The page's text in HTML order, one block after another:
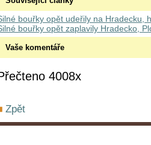
bouřky opět udeřily na Hradecku,
bouřky opět zaplavily Hradecko,
Vaše komentáře
4008x
Zpět